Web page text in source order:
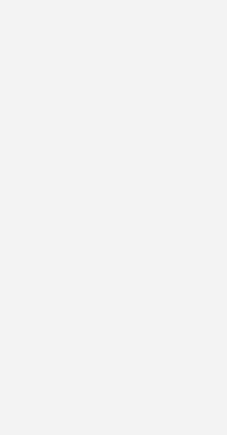
Tải APP Bệnh viện An Việt để “Tra cứu
– Video Call với bác sĩ” và hơn thế nữa :
Bạn thấy thông tin
Đăng kí ngay để được các chuyên gia